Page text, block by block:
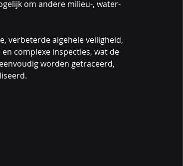
om andere milieu-, water-
verbeterde algehele veiligheid,
complexe inspecties, wat de
worden getraceerd,